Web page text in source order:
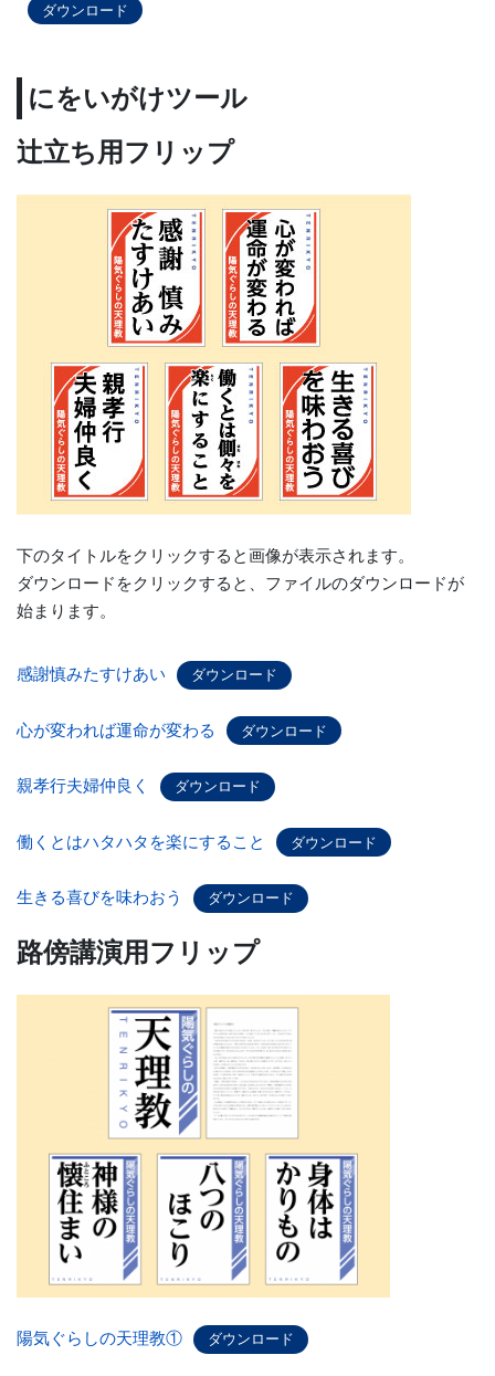
ダウンロード
にをいがけツール
辻立ち用フリップ
下のタイトルをクリックすると画像が表示されます。
ダウンロードをクリックすると、ファイルのダウンロードが
始まります。
感謝慎みたすけあい ダウンロード
心が変われば運命が変わる ダウンロード
親孝行夫婦仲良く ダウンロード
働くとはハタハタを楽にすること ダウンロード
生きる喜びを味わおう ダウンロード
路傍講演用フリップ
陽気ぐらしの天理教① ダウンロード